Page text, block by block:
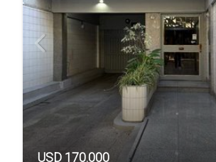
USD 170.000